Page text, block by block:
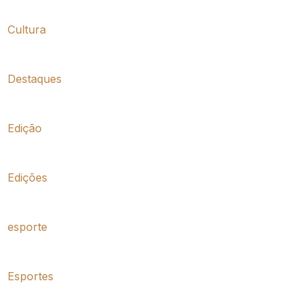
Cultura
Destaques
Edição
Edições
esporte
Esportes